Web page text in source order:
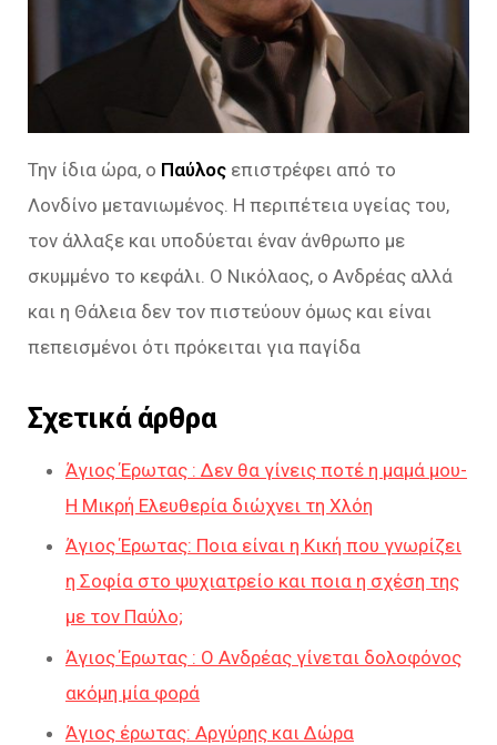
Την ίδια ώρα, ο Παύλος επιστρέφει από το
Λονδίνο μετανιωμένος. Η περιπέτεια υγείας του,
τον άλλαξε και υποδύεται έναν άνθρωπο με
σκυμμένο το κεφάλι. Ο Νικόλαος, ο Ανδρέας αλλά
και η Θάλεια δεν τον πιστεύουν όμως και είναι
πεπεισμένοι ότι πρόκειται για παγίδα
Σχετικά άρθρα
Άγιος Έρωτας : Δεν θα γίνεις ποτέ η μαμά μου-
Η Μικρή Ελευθερία διώχνει τη Χλόη
Άγιος Έρωτας: Ποια είναι η Κική που γνωρίζει
η Σοφία στο ψυχιατρείο και ποια η σχέση της
με τον Παύλο;
Άγιος Έρωτας : Ο Ανδρέας γίνεται δολοφόνος
ακόμη μία φορά
Άγιος έρωτας: Αργύρης και Δώρα